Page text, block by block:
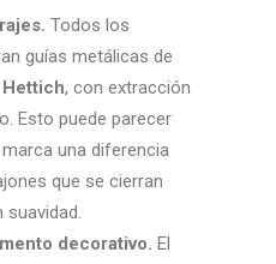
Todos los
guías metálicas de
Hettich, con extracción
Esto puede parecer
una diferencia
que se cierran
suavidad.
decorativo. El